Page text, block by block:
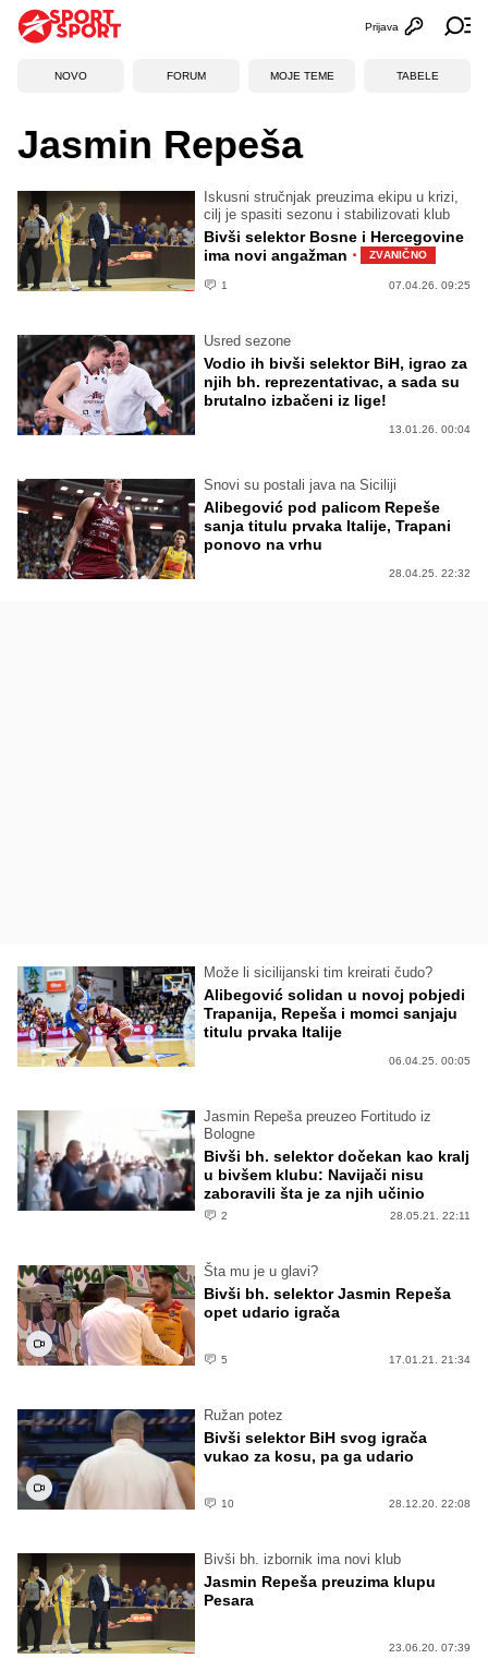
Otvori
Prijava
NOVO FORUM MOJE TEME TABELE
Jasmin Repeša
Iskusni stručnjak preuzima ekipu u krizi,
cilj je spasiti sezonu i stabilizovati klub
Bivši selektor Bosne i Hercegovine
ima novi angažman · ZVANIČNO
1 07.04.26. 09:25
Usred sezone
Vodio ih bivši selektor BiH, igrao za
njih bh. reprezentativac, a sada su
brutalno izbačeni iz lige!
13.01.26. 00:04
Snovi su postali java na Siciliji
Alibegović pod palicom Repeše
sanja titulu prvaka Italije, Trapani
ponovo na vrhu
28.04.25. 22:32
Može li sicilijanski tim kreirati čudo?
Alibegović solidan u novoj pobjedi
Trapanija, Repeša i momci sanjaju
titulu prvaka Italije
06.04.25. 00:05
Jasmin Repeša preuzeo Fortitudo iz
Bologne
Bivši bh. selektor dočekan kao kralj
u bivšem klubu: Navijači nisu
zaboravili šta je za njih učinio
2 28.05.21. 22:11
Šta mu je u glavi?
Bivši bh. selektor Jasmin Repeša
opet udario igrača
5 17.01.21. 21:34
Ružan potez
Bivši selektor BiH svog igrača
vukao za kosu, pa ga udario
10 28.12.20. 22:08
Bivši bh. izbornik ima novi klub
Jasmin Repeša preuzima klupu
Pesara
23.06.20. 07:39